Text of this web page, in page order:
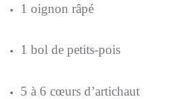
1 oignon râpé
1 bol de petits-pois
5 à 6 cœurs d’artichaut